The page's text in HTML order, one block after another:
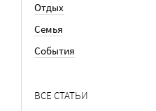
Отдых
Семья
События
ВСЕ СТАТЬИ